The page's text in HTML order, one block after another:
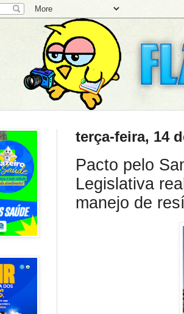
terça-feira, 14
Pacto pelo
Legislativa
manejo de